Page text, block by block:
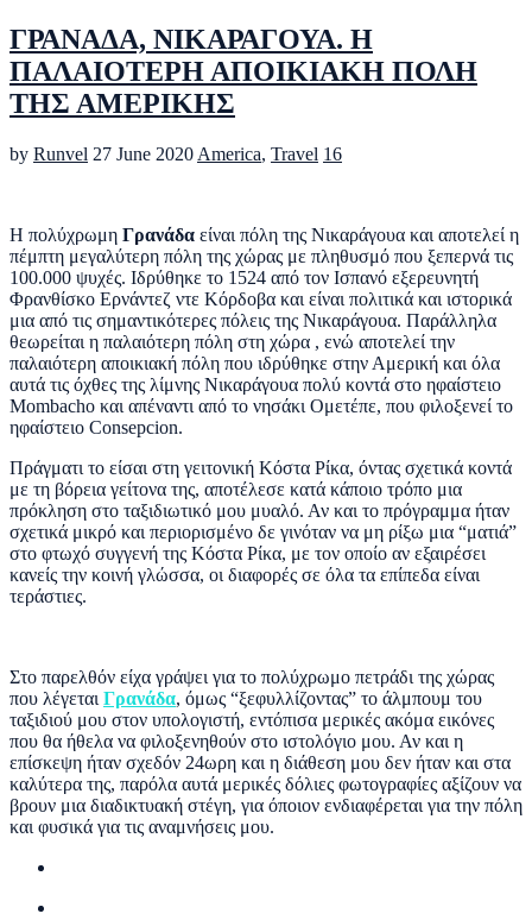
ΓΡΑΝΑΔΑ, ΝΙΚΑΡΑΓΟΥΑ. Η
ΠΑΛΑΙΟΤΕΡΗ ΑΠΟΙΚΙΑΚΗ ΠΟΛΗ
ΤΗΣ ΑΜΕΡΙΚΗΣ
by Runvel 27 June 2020 America, Travel 16
Η πολύχρωμη Γρανάδα είναι πόλη της Νικαράγουα και αποτελεί η
πέμπτη μεγαλύτερη πόλη της χώρας με πληθυσμό που ξεπερνά τις
100.000 ψυχές. Ιδρύθηκε το 1524 από τον Ισπανό εξερευνητή
Φρανθίσκο Ερνάντεζ ντε Κόρδοβα και είναι πολιτικά και ιστορικά
μια από τις σημαντικότερες πόλεις της Νικαράγουα. Παράλληλα
θεωρείται η παλαιότερη πόλη στη χώρα , ενώ αποτελεί την
παλαιότερη αποικιακή πόλη που ιδρύθηκε στην Αμερική και όλα
αυτά τις όχθες της λίμνης Νικαράγουα πολύ κοντά στο ηφαίστειο
Mombacho και απέναντι από το νησάκι Ομετέπε, που φιλοξενεί το
ηφαίστειο Consepcion.
Πράγματι το είσαι στη γειτονική Κόστα Ρίκα, όντας σχετικά κοντά
με τη βόρεια γείτονα της, αποτέλεσε κατά κάποιο τρόπο μια
πρόκληση στο ταξιδιωτικό μου μυαλό. Αν και το πρόγραμμα ήταν
σχετικά μικρό και περιορισμένο δε γινόταν να μη ρίξω μια “ματιά”
στο φτωχό συγγενή της Κόστα Ρίκα, με τον οποίο αν εξαιρέσει
κανείς την κοινή γλώσσα, οι διαφορές σε όλα τα επίπεδα είναι
τεράστιες.
Στο παρελθόν είχα γράψει για το πολύχρωμο πετράδι της χώρας
που λέγεται Γρανάδα, όμως “ξεφυλλίζοντας” το άλμπουμ του
ταξιδιού μου στον υπολογιστή, εντόπισα μερικές ακόμα εικόνες
που θα ήθελα να φιλοξενηθούν στο ιστολόγιο μου. Αν και η
επίσκεψη ήταν σχεδόν 24ωρη και η διάθεση μου δεν ήταν και στα
καλύτερα της, παρόλα αυτά μερικές δόλιες φωτογραφίες αξίζουν να
βρουν μια διαδικτυακή στέγη, για όποιον ενδιαφέρεται για την πόλη
και φυσικά για τις αναμνήσεις μου.